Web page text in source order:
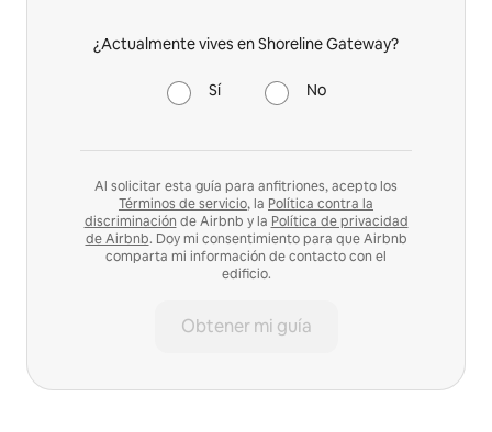
¿Actualmente vives en Shoreline Gateway?
Sí No
Al solicitar esta guía para anfitriones, acepto los
Términos de servicio, la Política contra la
discriminación de Airbnb y la Política de privacidad
de Airbnb. Doy mi consentimiento para que Airbnb
comparta mi información de contacto con el
edificio.
Obtener mi guía